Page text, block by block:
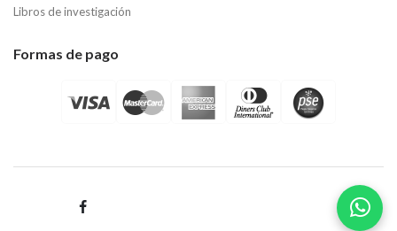
Libros de investigación
Formas de pago